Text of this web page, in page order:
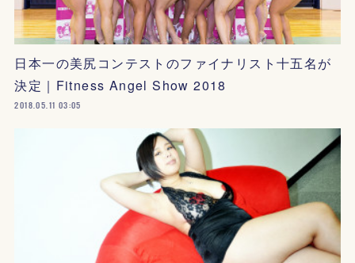
日本一の美尻コンテストのファイナリスト十五名が
決定｜Fitness Angel Show 2018
2018.05.11 03:05